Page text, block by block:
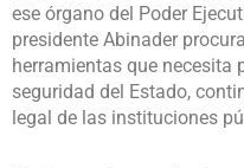
ese órgano del Poder
presidente Abinader
herramientas que necesita
seguridad del Estado,
legal de las instituciones